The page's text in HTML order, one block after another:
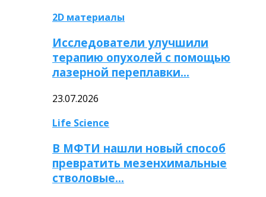
2D материалы
Исследователи улучшили
терапию опухолей с помощью
лазерной переплавки…
23.07.2026
Life Science
В МФТИ нашли новый способ
превратить мезенхимальные
стволовые…